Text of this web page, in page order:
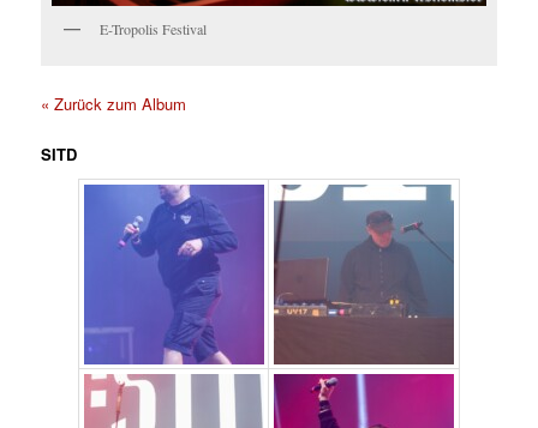
E-Tropolis Festival
« Zurück zum Album
SITD